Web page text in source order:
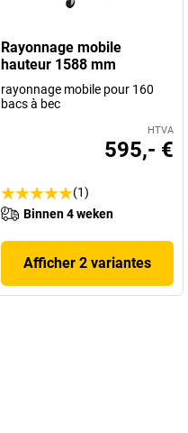
Rayonnage mobile
hauteur 1588 mm
rayonnage mobile pour 160
bacs à bec
HTVA
595,- €
(1)
Binnen 4 weken
Afficher 2 variantes